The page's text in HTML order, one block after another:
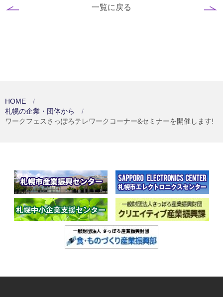
一覧に戻る
HOME
札幌の企業・団体から
ワークフェスさっぽろテレワークコーナー&セミナーを開催します!